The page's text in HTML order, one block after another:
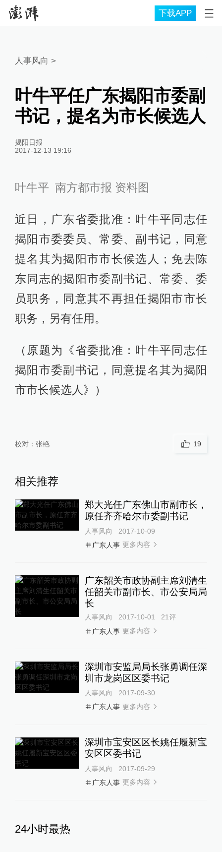
下载APP
人事风向 >
叶牛平任广东揭阳市委副
书记，提名为市长候选人
揭阳日报
2017-12-13 19:16
叶牛平 南方都市报 资料图
近日，广东省委批准：叶牛平同志任
揭阳市委委员、常委、副书记，同意
提名其为揭阳市市长候选人；免去陈
东同志的揭阳市委副书记、常委、委
员职务，同意其不再担任揭阳市市长
职务，另有任用。
（原题为《省委批准：叶牛平同志任
揭阳市委副书记，同意提名其为揭阳
市市长候选人》）
校对： 张艳 19
相关推荐
郑大光任广东佛山市副市长，
原任齐齐哈尔市委副书记
人事风向
2017-10-09
广东人事 更多内容
广东韶关市政协副主席刘清生
任韶关市副市长、市公安局局
长
人事风向 2017-10-01 21评
广东人事 更多内容
深圳市安监局局长张勇调任深
圳市龙岗区区委书记
人事风向
2017-09-30
广东人事 更多内容
深圳市宝安区区长姚任履新宝
安区区委书记
人事风向
2017-09-29
广东人事 更多内容
24小时最热